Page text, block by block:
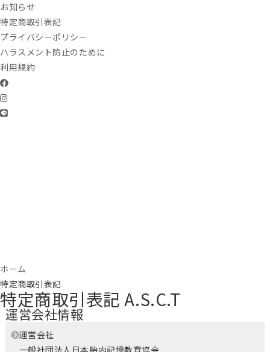
お知らせ
特定商取引表記
プライバシーポリシー
ハラスメント防止のために
利用規約
ホーム
特定商取引表記
特定商取引表記 A.S.C.T
運営会社情報
運営会社
一般社団法人日本胎内記憶教育協会